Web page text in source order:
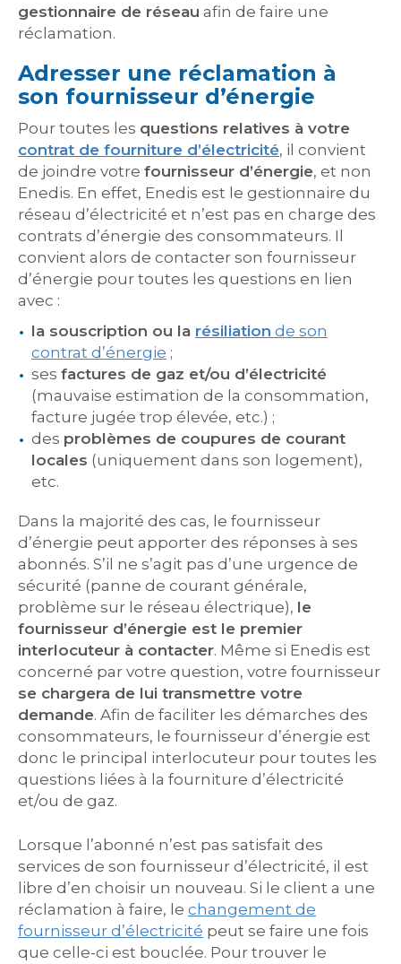
gestionnaire de réseau afin de faire une
réclamation.
Adresser une réclamation à
son fournisseur d’énergie
Pour toutes les questions relatives à votre
contrat de fourniture d’électricité, il convient
de joindre votre fournisseur d’énergie, et non
Enedis. En effet, Enedis est le gestionnaire du
réseau d’électricité et n’est pas en charge des
contrats d’énergie des consommateurs. Il
convient alors de contacter son fournisseur
d’énergie pour toutes les questions en lien
avec :
la souscription ou la résiliation de son
contrat d’énergie ;
ses factures de gaz et/ou d’électricité
(mauvaise estimation de la consommation,
facture jugée trop élevée, etc.) ;
des problèmes de coupures de courant
locales (uniquement dans son logement),
etc.
Dans la majorité des cas, le fournisseur
d’énergie peut apporter des réponses à ses
abonnés. S’il ne s’agit pas d’une urgence de
sécurité (panne de courant générale,
problème sur le réseau électrique), le
fournisseur d’énergie est le premier
interlocuteur à contacter. Même si Enedis est
concerné par votre question, votre fournisseur
se chargera de lui transmettre votre
demande. Afin de faciliter les démarches des
consommateurs, le fournisseur d’énergie est
donc le principal interlocuteur pour toutes les
questions liées à la fourniture d’électricité
et/ou de gaz.
Lorsque l’abonné n’est pas satisfait des
services de son fournisseur d’électricité, il est
libre d’en choisir un nouveau. Si le client a une
réclamation à faire, le changement de
fournisseur d’électricité peut se faire une fois
que celle-ci est bouclée. Pour trouver le